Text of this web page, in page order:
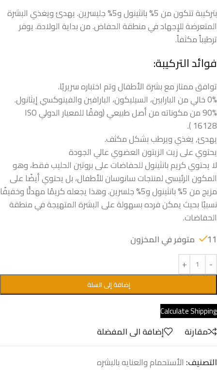
بتركيبة تتكون من 5% بانثينول و5% جليسرين. يهدئ ويغذي البشرة
المتعرضة للإجهاد في منطقة الحفاض. من بداية الولادة. يوفر
ترطيباً مكثفاً.
فوائد التركيبة:
توافق ممتاز مع بشرة الأطفال وتم اختباره سريريًا.
0% خالي من البارابين، السيليكون، البارافين والفينوكسي إيثانول.
90% من مكوناته من أصل طبيعي (وفقًا للمعيار الدولي ISO
16128 ).
يهدئ, يغذي ويرطب بشكل مكثف.
يحتوي على زيت الزيتون العضوي عالي الجودة
لا يحتوي كريم بانثينول للحفاضات على بروتين الحليب فقط، وهو
المكون الرئيسي لمنتجات سانوسان للأطفال، بل يحتوي أيضًا على
مزيج من 5% بانثينول و5% جلسرين. وهذا يجعله كريمًا مهدئًا وخفيفًا
نسبيًا بحيث يمكن فرده بسهولة على البشرة المتهيجة في منطقة
الحفاضات.
11 متوفر في المخزون
إضافة إلى السلة
Calculate Shipping
مقارنة
إضافة الى المفضلة
التصنيف: الأستحمام والعنايه بالبشره